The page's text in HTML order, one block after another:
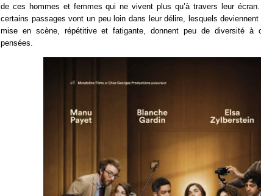
de ces hommes et femmes qui ne vivent plus qu’à travers leur
certains passages vont un peu loin dans leur délire, lesquels
mise en scène, répétitive et fatigante, donnent peu de diversité à
pensées.